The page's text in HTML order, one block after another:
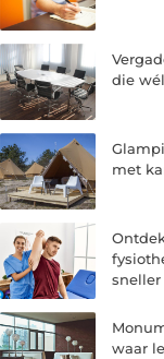
die
met
sneller
waar